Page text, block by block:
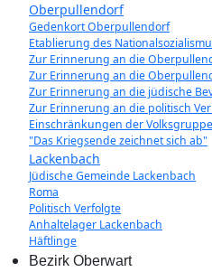
Oberpullendorf
Gedenkort Oberpullendorf
Etablierung des
Zur Erinnerung an die
Zur Erinnerung an die
Zur Erinnerung an die jüdische
Zur Erinnerung an die politisch
Einschränkungen der
"Das Kriegsende zeichnet sich ab"
Lackenbach
Jüdische Gemeinde Lackenbach
Roma
Politisch Verfolgte
Anhaltelager Lackenbach
Häftlinge
Bezirk Oberwart